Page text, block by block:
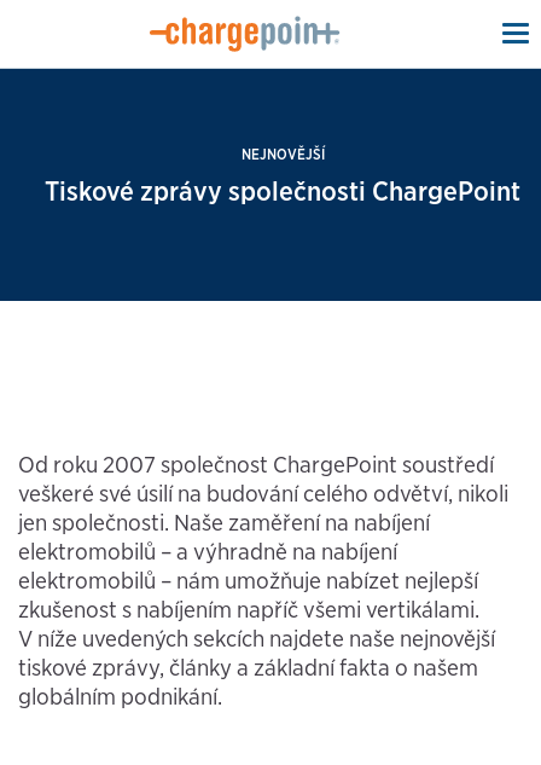
NEJNOVĚJŠÍ
Tiskové zprávy společnosti ChargePoint
Od roku 2007 společnost ChargePoint soustředí
veškeré své úsilí na budování celého odvětví, nikoli
jen společnosti. Naše zaměření na nabíjení
elektromobilů – a výhradně na nabíjení
elektromobilů – nám umožňuje nabízet nejlepší
zkušenost s nabíjením napříč všemi vertikálami.
V níže uvedených sekcích najdete naše nejnovější
tiskové zprávy, články a základní fakta o našem
globálním podnikání.